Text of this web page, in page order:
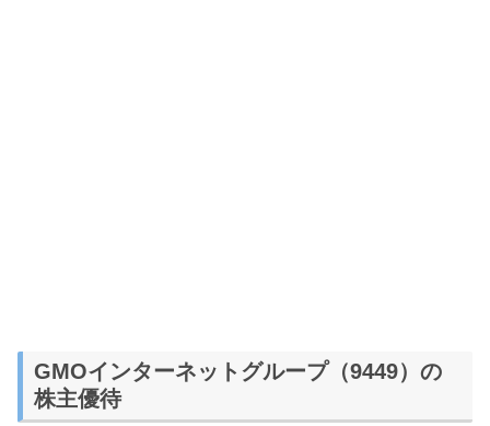
GMOインターネットグループ（9449）の
株主優待